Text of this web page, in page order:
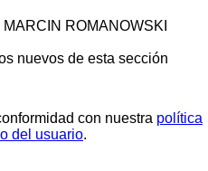
ROMANOWSKI
nuevos de esta sección
con nuestra política
del usuario.